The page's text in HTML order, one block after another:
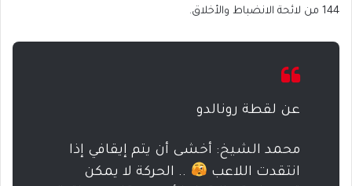
144 من لائحة الانضباط والأخلاق.
عن لقطة رونالدو
محمد الشيخ: أخشى أن يتم إيقافي إذا
انتقدت اللاعب
.. الحركة لا يمكن